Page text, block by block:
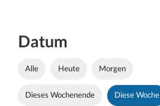
Datum
Alle Heute Morgen
Dieses Wochenende Diese Woche